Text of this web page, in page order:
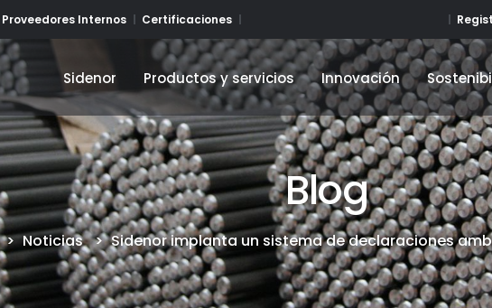
Proveedores Internos Certificaciones
Sidenor
Sidenor
Productos y servicios
Productos y servicios
Innovación
Innovación
Blog
> Noticias > Sidenor implanta un sistema de declaraciones